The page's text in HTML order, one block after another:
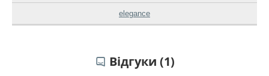
elegance
Відгуки (1)